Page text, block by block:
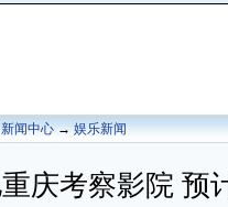
新闻中心→娱乐新闻
庆考察影院 预